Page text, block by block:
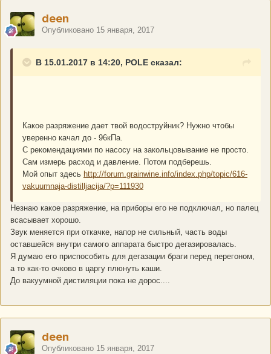
deen
Опубликовано 15 января, 2017
В 15.01.2017 в 14:20, POLE сказал:
Какое разряжение дает твой водоструйник? Нужно чтобы
уверенно качал до - 96кПа.
С рекомендациями по насосу на закольцовывание не просто.
Сам измерь расход и давление. Потом подберешь.
Мой опыт здесь http://forum.grainwine.info/index.php/topic/616-
vakuumnaja-distilljacija/?p=111930
Незнаю какое разряжение, на приборы его не подключал, но палец
всасывает хорошо.
Звук меняется при откачке, напор не сильный, часть воды
оставшейся внутри самого аппарата быстро дегазировалась.
Я думаю его приспособить для дегазации браги перед перегоном,
а то как-то очково в царгу плюнуть каши.
До вакуумной дистиляции пока не дорос....
deen
Опубликовано 15 января, 2017